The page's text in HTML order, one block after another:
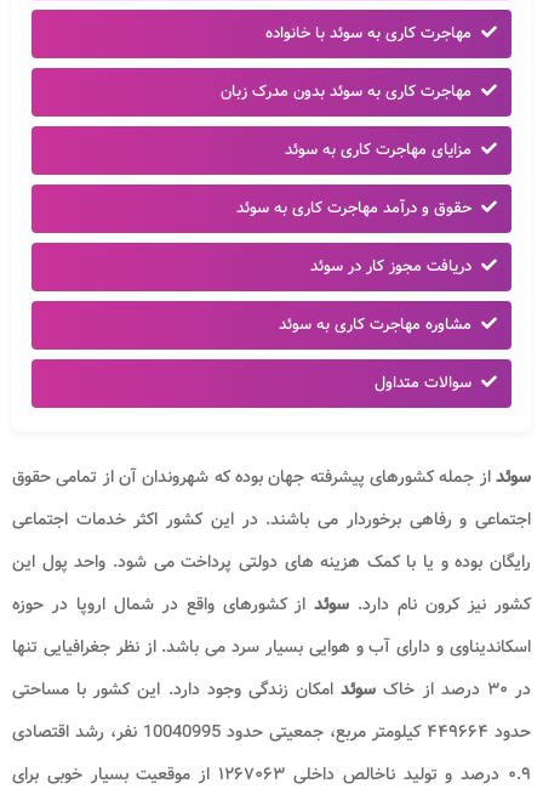
مهاجرت کاری به سوئد با خانواده
مهاجرت کاری به سوئد بدون مدرک زبان
مزایای مهاجرت کاری به سوئد
حقوق و درآمد مهاجرت کاری به سوئد
دریافت مجوز کار در سوئد
مشاوره مهاجرت کاری به سوئد
سوالات متداول
سوئداز جمله کشورهای پیشرفته جهان بوده که شهروندان آن از تمامی حقوق
اجتماعی و رفاهی برخوردار می ‌باشند. در این کشور اکثر خدمات اجتماعی
رایگان بوده و یا با کمک هزینه ‌های دولتی پرداخت می ‌شود. واحد پول این
کشور نیز کرون نام دارد. سوئد از کشورهای واقع در شمال اروپا در حوزه
اسکاندیناوی و دارای آب‌ و ‌هوایی بسیار سرد می باشد. از نظر جغرافیایی تنها
در ۳۰ درصد از خاک
سوئد امکان زندگی وجود دارد. این کشور با مساحتی
حدود ۴۴۹۶۶۴ کیلومتر مربع، جمعیتی حدود 10040995 نفر، رشد اقتصادی
۰.۹ درصد و تولید ناخالص داخلی ۱۲۶۷۰۶۳ از موقعیت بسیار خوبی برای